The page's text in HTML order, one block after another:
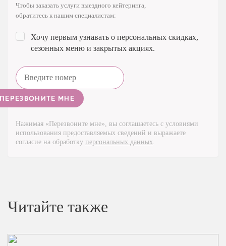
Чтобы заказать услуги выездного кейтеринга,
обратитесь к нашим специалистам:
Хочу первым узнавать о персональных скидках,
сезонных меню и закрытых акциях.
Нажимая «Перезвоните мне», вы соглашаетесь с условиями
использования предоставляемых сведений и выражаете
согласие на обработку персональных данных.
Читайте также